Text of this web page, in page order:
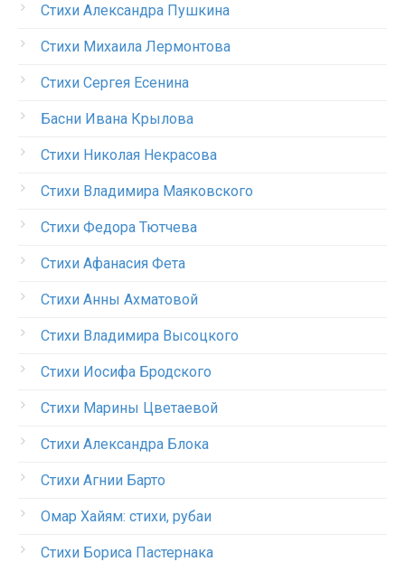
Стихи Александра Пушкина
Стихи Михаила Лермонтова
Стихи Сергея Есенина
Басни Ивана Крылова
Стихи Николая Некрасова
Стихи Владимира Маяковского
Стихи Федора Тютчева
Стихи Афанасия Фета
Стихи Анны Ахматовой
Стихи Владимира Высоцкого
Стихи Иосифа Бродского
Стихи Марины Цветаевой
Стихи Александра Блока
Стихи Агнии Барто
Омар Хайям: стихи, рубаи
Стихи Бориса Пастернака